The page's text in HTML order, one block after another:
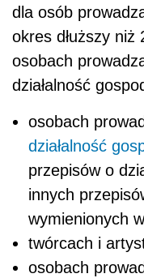
dla osób
okres dłuższy
osobach
działalność
osobach
działalność
przepisów o
innych
wymienionych
twórcach i
osobach